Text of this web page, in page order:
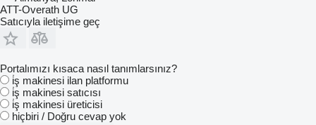
ATT-Overath UG
Satıcıyla iletişime geç
Portalımızı kısaca nasıl tanımlarsınız?
i̇ş makinesi ilan platformu
i̇ş makinesi satıcısı
i̇ş makinesi üreticisi
hiçbiri / Doğru cevap yok